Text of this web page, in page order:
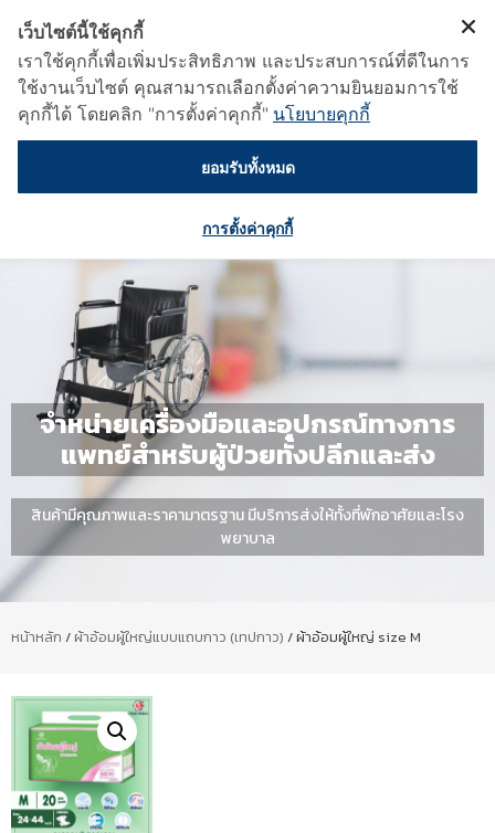
จำหน่ายเครื่องมือและอุปกรณ์ทางการ
แพทย์สำหรับผู้ป่วยทั้งปลีกและส่ง
สินค้ามีคุณภาพและราคามาตรฐาน มีบริการส่งให้ทั้งที่พักอาศัยและโรง
พยาบาล
หน้าหลัก / ผ้าอ้อมผู้ใหญ่แบบแถบกาว (เทปกาว) / ผ้าอ้อมผู้ใหญ่ size M
เว็บไซต์นี้ใช้คุกกี้
เราใช้คุกกี้เพื่อเพิ่มประสิทธิภาพ และประสบการณ์ที่ดีในการ
ใช้งานเว็บไซต์ คุณสามารถเลือกตั้งค่าความยินยอมการใช้
คุกกี้ได้ โดยคลิก "การตั้งค่าคุกกี้" นโยบายคุกกี้
ยอมรับทั้งหมด
การตั้งค่าคุกกี้